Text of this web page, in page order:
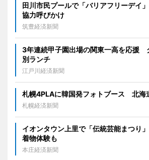
田川市民プールで「バリアフリーデイ
協力呼びかけ
筑豊経済新聞
3年連続甲子園出場の関東一高を応援
別ランチ
江戸川経済新聞
札幌4PLAに韓国発フォトブース 北海
札幌経済新聞
イオンタウン上里で「伝統芸能まつり
着物体験も
本庄経済新聞